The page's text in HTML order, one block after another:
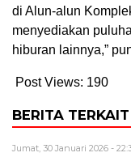
di Alun-alun
menyediakan
hiburan lainnya,”
Post Views: 190
BERITA TERKAIT
Jumat, 30 Januari 2026 -